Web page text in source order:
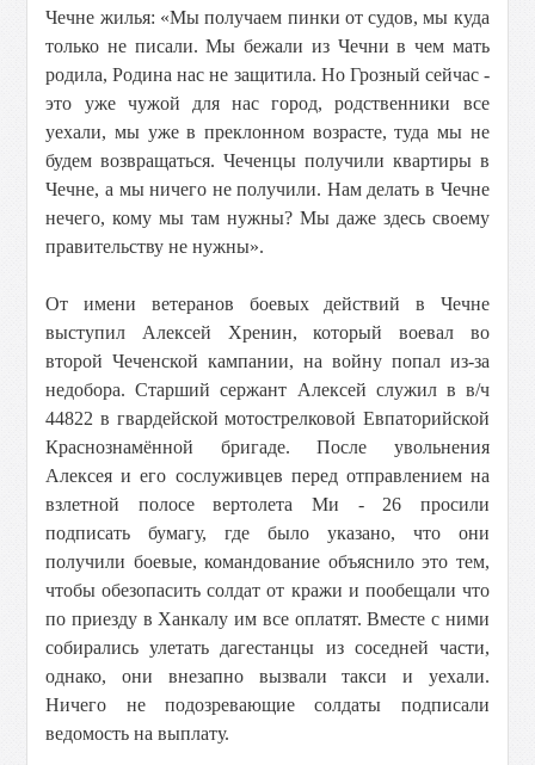
Чечне жилья: «Мы получаем пинки от судов, мы куда
только не писали. Мы бежали из Чечни в чем мать
родила, Родина нас не защитила. Но Грозный сейчас -
это уже чужой для нас город, родственники все
уехали, мы уже в преклонном возрасте, туда мы не
будем возвращаться. Чеченцы получили квартиры в
Чечне, а мы ничего не получили. Нам делать в Чечне
нечего, кому мы там нужны? Мы даже здесь своему
правительству не нужны».
От имени ветеранов боевых действий в Чечне
выступил Алексей Хренин, который воевал во
второй Чеченской кампании, на войну попал из-за
недобора. Старший сержант Алексей служил в в/ч
44822 в гвардейской мотострелковой Евпаторийской
Краснознамённой бригаде. После увольнения
Алексея и его сослуживцев перед отправлением на
взлетной полосе вертолета Ми - 26 просили
подписать бумагу, где было указано, что они
получили боевые, командование объяснило это тем,
чтобы обезопасить солдат от кражи и пообещали что
по приезду в Ханкалу им все оплатят. Вместе с ними
собирались улетать дагестанцы из соседней части,
однако, они внезапно вызвали такси и уехали.
Ничего не подозревающие солдаты подписали
ведомость на выплату.